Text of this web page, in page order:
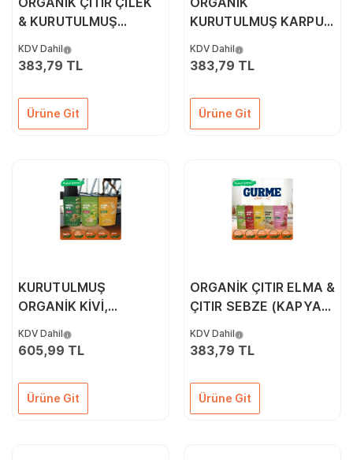
& KURUTULMUŞ
KDV Dahil
383,79 TL
Ürüne Git
KURUTULMUŞ KARPUZ
İKİLİ PAKETİ
KDV Dahil
383,79 TL
Ürüne Git
KURUTULMUŞ
ORGANİK KİVİ,
SEBZE 4'LÜ PAKETİ
KDV Dahil
605,99 TL
Ürüne Git
ORGANİK ÇITIR ELMA &
ÇITIR SEBZE (KAPYA
DOMATES, SOĞAN)
KDV Dahil
383,79 TL
Ürüne Git